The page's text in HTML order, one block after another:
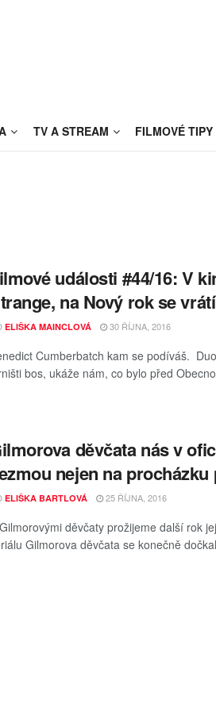
TV A STREAM FILMOVÉ TIPY
události #44/16: V
na Nový rok se
ELIŠKA MAINCLOVÁ 30 ŘÍJNA, 2016
Cumberbatch kam se podíváš.
bos, ukáže nám, co bylo před
děvčata nás v
nejen na
ELIŠKA BARTLOVÁ 25 ŘÍJNA, 2016
děvčaty prožijeme další
Gilmorova děvčata se konečně